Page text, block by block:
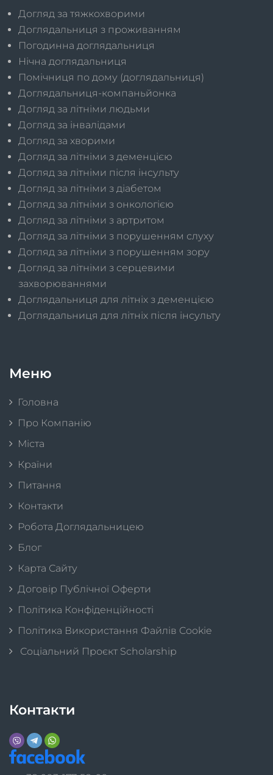
Догляд за тяжкохворими
Доглядальниця з проживанням
Погодинна доглядальниця
Нічна доглядальниця
Помічниця по дому (доглядальниця)
Доглядальниця-компаньйонка
Догляд за літніми людьми
Догляд за інвалідами
Догляд за хворими
Догляд за літніми з деменцією
Догляд за літніми після інсульту
Догляд за літніми з діабетом
Догляд за літніми з онкологією
Догляд за літніми з артритом
Догляд за літніми з порушенням слуху
Догляд за літніми з порушенням зору
Догляд за літніми з серцевими
захворюваннями
Доглядальниця для літніх з деменцією
Доглядальниця для літніх після інсульту
Меню
Головна
Про Компанію
Міста
Країни
Питання
Контакти
Робота Доглядальницею
Блог
Карта Сайту
Договір Публічної Оферти
Політика Конфіденційності
Політика Використання Файлів Cookie
Соціальний Проєкт Scholarship
Контакти